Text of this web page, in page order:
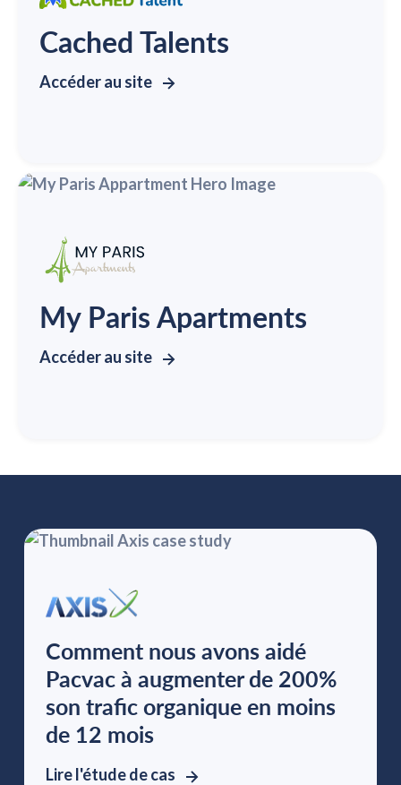
Cached Talents
Accéder au site
My Paris Apartments
Accéder au site
Comment nous avons aidé
Pacvac à augmenter de 200%
son trafic organique en moins
de 12 mois
Lire l'étude de cas